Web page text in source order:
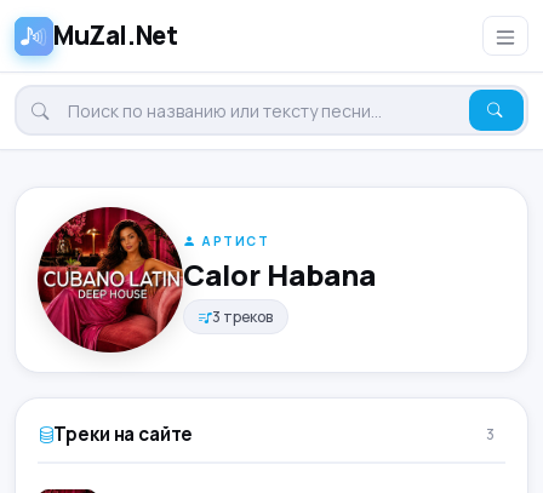
MuZal.Net
АРТИСТ
Calor Habana
3 треков
Треки на сайте 3